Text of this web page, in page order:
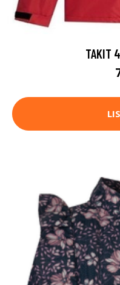
TAKIT